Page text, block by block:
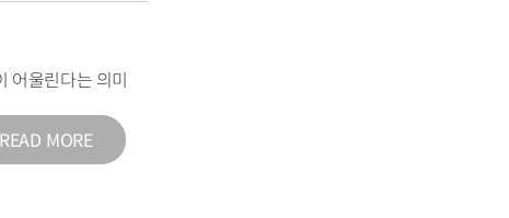
어울린다는 의미
READ MORE